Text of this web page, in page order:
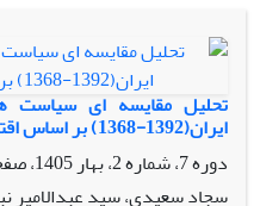
تحلیل مقایسه ای سیاست
ایران(1392-1368) بر اساس اقتصاد مقاومتی
دوره 7، شماره 2، بهار 1405، صفحه
سجاد سعیدی، سید عبدالامیر